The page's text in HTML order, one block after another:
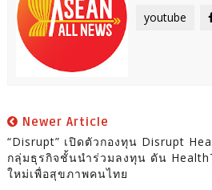
youtube
Newer Article
“Disrupt” เปิดตัวกองทุน Disrupt
กลุ่มธุรกิจชั้นนำร่วมลงทุน ดัน
ใหม่เพื่อสุขภาพคนไทย